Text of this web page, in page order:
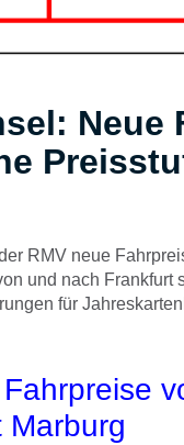
Neue
RMV neue
und nach
für
Marburg